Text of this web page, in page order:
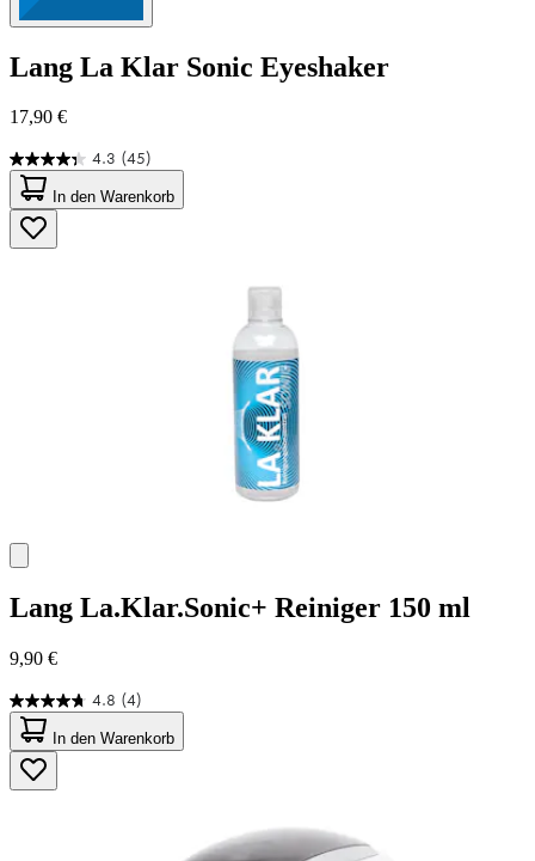
Lang La Klar Sonic Eyeshaker
17,90 €
4.3 (45)
4.3
von
5
Sternen.
45
In den Warenkorb
Lang La.Klar.Sonic+ Reiniger 150 ml
9,90 €
4.8 (4)
4.8
von
5
Sternen.
4
In den Warenkorb